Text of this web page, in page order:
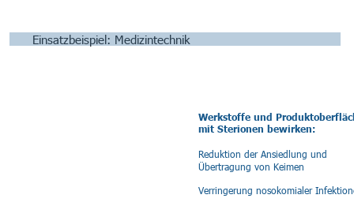
Einsatzbeispiel: Medizintechnik
Werkstoffe und
mit Sterionen bewirken:
Reduktion der Ansiedlung und
Übertragung von Keimen
Verringerung nosokomialer